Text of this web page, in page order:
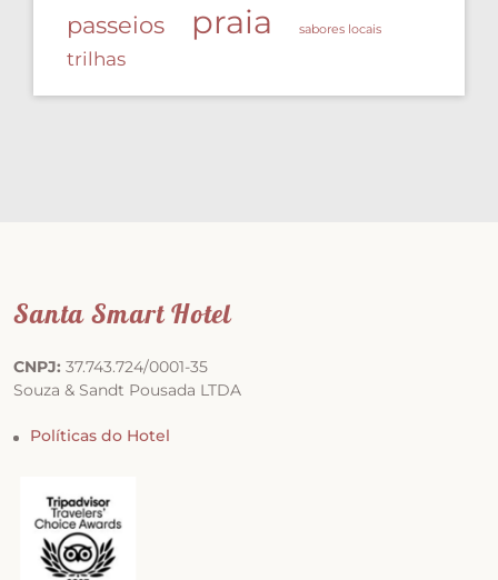
passeios praia sabores locais
trilhas
Santa Smart Hotel
CNPJ: 37.743.724/0001-35
Souza & Sandt Pousada LTDA
Políticas do Hotel